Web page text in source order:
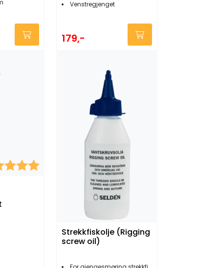
Venstregjenget
179,-
5.0 av 5 mulige
Strekkfiskolje (Rigging
screw oil)